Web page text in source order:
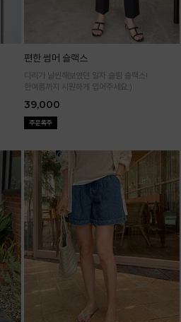
편한 썸머 슬랙스
다리가 날씬해보였던 일자 슬림 슬랙스!
한여름까지 시원하게 입어주세요:)
39,000